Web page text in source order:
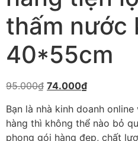
thấm nước
40*55cm
95.000₫ 74.000₫
Bạn là nhà kinh doanh
hàng thì không thể nào bỏ
phong gói hàng đẹp, chất